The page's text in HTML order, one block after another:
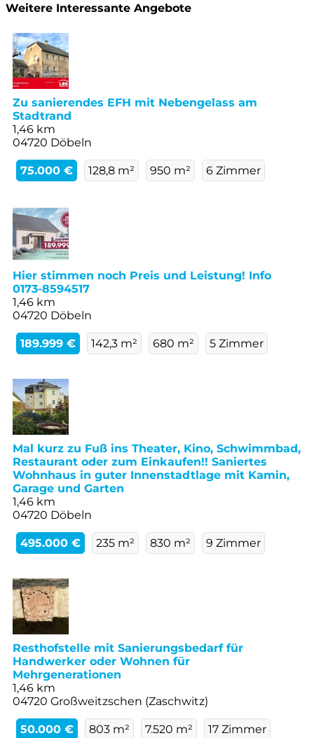
Weitere Interessante Angebote
Zu sanierendes EFH mit Nebengelass am
Stadtrand
1,46 km
04720 Döbeln
75.000 € 128,8 m² 950 m² 6 Zimmer
Hier stimmen noch Preis und Leistung! Info
0173-8594517
1,46 km
04720 Döbeln
189.999 € 142,3 m² 680 m² 5 Zimmer
Mal kurz zu Fuß ins Theater, Kino, Schwimmbad,
Restaurant oder zum Einkaufen!! Saniertes
Wohnhaus in guter Innenstadtlage mit Kamin,
Garage und Garten
1,46 km
04720 Döbeln
495.000 € 235 m² 830 m² 9 Zimmer
Resthofstelle mit Sanierungsbedarf für
Handwerker oder Wohnen für
Mehrgenerationen
1,46 km
04720 Großweitzschen (Zaschwitz)
50.000 € 803 m² 7.520 m² 17 Zimmer